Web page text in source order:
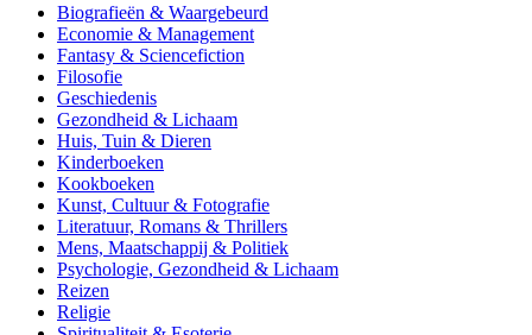
Biografieën & Waargebeurd
Economie & Management
Fantasy & Sciencefiction
Filosofie
Geschiedenis
Gezondheid & Lichaam
Huis, Tuin & Dieren
Kinderboeken
Kookboeken
Kunst, Cultuur & Fotografie
Literatuur, Romans & Thrillers
Mens, Maatschappij & Politiek
Psychologie, Gezondheid & Lichaam
Reizen
Religie